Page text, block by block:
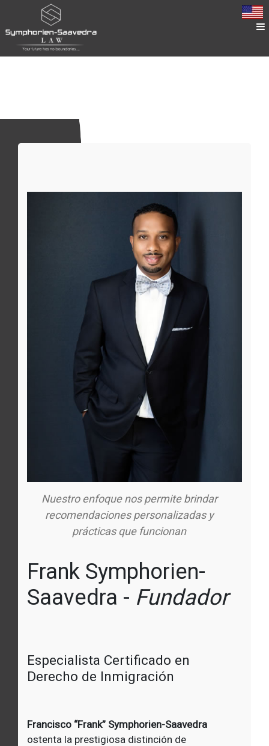
Nuestro enfoque nos permite brindar
recomendaciones personalizadas y
prácticas que funcionan
Frank Symphorien-
Saavedra - Fundador
Especialista Certificado en
Derecho de Inmigración
Francisco “Frank” Symphorien-Saavedra
ostenta la prestigiosa distinción de